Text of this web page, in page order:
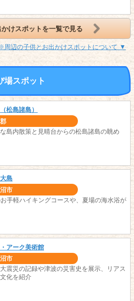
けスポットを一覧で見る
周辺の子供とお出かけスポットについて ▼
場スポット
松島諸島）
島内散策と見晴台からの松島諸島の眺め
島
市
手軽ハイキングコースや、夏場の海水浴が
アーク美術館
市
震災の記録や津波の災害史を展示、リアス
化を紹介